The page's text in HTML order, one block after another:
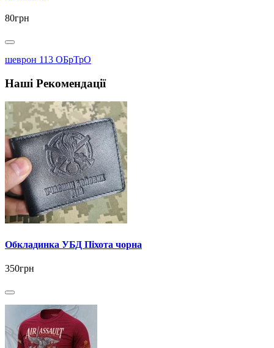
80грн
шеврон 113 ОБрТрО
Наші Рекомендації
Обкладинка УБД Піхота чорна
350грн